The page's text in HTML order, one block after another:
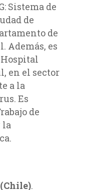
Sistema de
de
de
Además, es
en el sector
a la
Es
de
la
.